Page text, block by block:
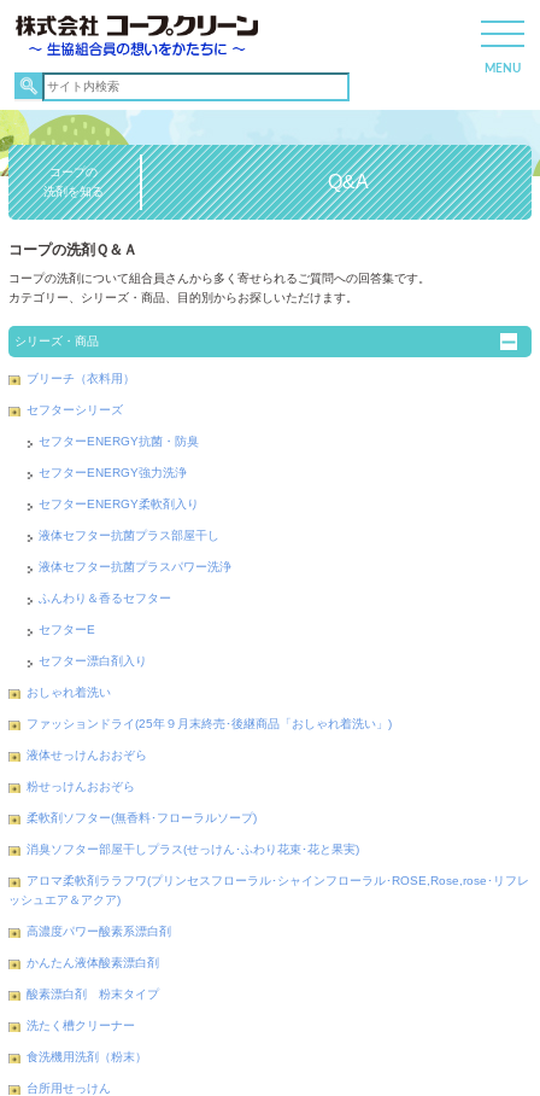
コープの
洗剤を知る
Q&A
コープの洗剤Ｑ＆Ａ
コープの洗剤について組合員さんから多く寄せられるご質問への回答集です。
カテゴリー、シリーズ・商品、目的別からお探しいただけます。
シリーズ・商品
ブリーチ（衣料用）
セフターシリーズ
セフターENERGY抗菌・防臭
セフターENERGY強力洗浄
セフターENERGY柔軟剤入り
液体セフター抗菌プラス部屋干し
液体セフター抗菌プラスパワー洗浄
ふんわり＆香るセフター
セフターE
セフター漂白剤入り
おしゃれ着洗い
ファッションドライ(25年９月末終売･後継商品「おしゃれ着洗い」)
液体せっけんおおぞら
粉せっけんおおぞら
柔軟剤ソフター(無香料･フローラルソープ)
消臭ソフター部屋干しプラス(せっけん･ふわり花束･花と果実)
アロマ柔軟剤ララフワ(プリンセスフローラル･シャインフローラル･ROSE,Rose,rose･リフレ
ッシュエア＆アクア)
高濃度パワー酸素系漂白剤
かんたん液体酸素漂白剤
酸素漂白剤 粉末タイプ
洗たく槽クリーナー
食洗機用洗剤（粉末）
台所用せっけん